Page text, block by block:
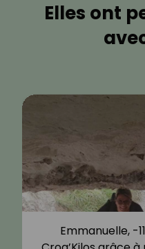
Elles ont
Emmanuelle, -